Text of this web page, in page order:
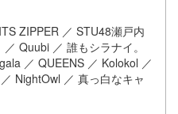
ZIPPER ／ STU48瀬戸内
Quubi ／ 誰もシラナイ。
／ QUEENS ／ Kolokol ／
NightOwl ／ 真っ白なキャ